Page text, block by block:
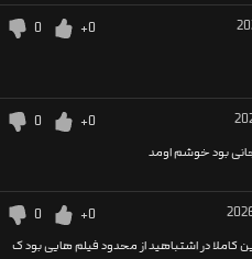
+0
0
+0
0
بود خوشم اومد
+0
0
در اشتباهید از محدود فیلم هایی بود ک